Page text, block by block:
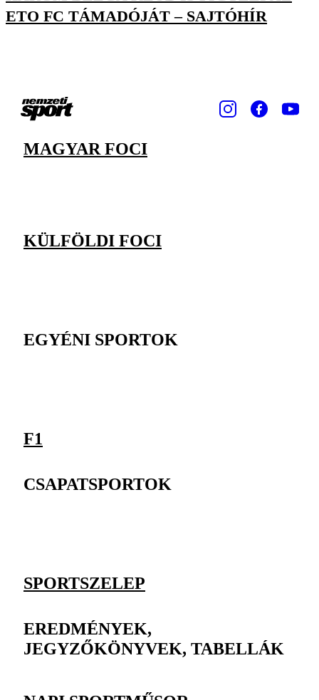
ETO FC TÁMADÓJÁT – SAJTÓHÍR
MAGYAR FOCI
KÜLFÖLDI FOCI
EGYÉNI SPORTOK
F1
CSAPATSPORTOK
SPORTSZELEP
EREDMÉNYEK,
JEGYZŐKÖNYVEK, TABELLÁK